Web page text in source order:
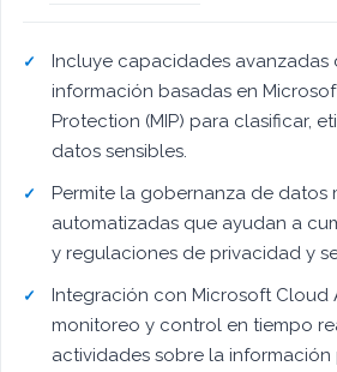
Incluye capacidades
información basadas en
Protection (MIP) para clasificar,
datos sensibles.
Permite la gobernanza de datos
automatizadas que ayudan a
y regulaciones de privacidad y
Integración con Microsoft Cloud
monitoreo y control en tiempo
actividades sobre la información